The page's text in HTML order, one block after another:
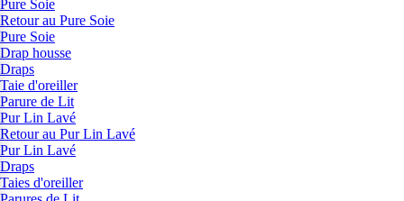
Pure Soie
Retour au Pure Soie
Pure Soie
Drap housse
Draps
Taie d'oreiller
Parure de Lit
Pur Lin Lavé
Retour au Pur Lin Lavé
Pur Lin Lavé
Draps
Taies d'oreiller